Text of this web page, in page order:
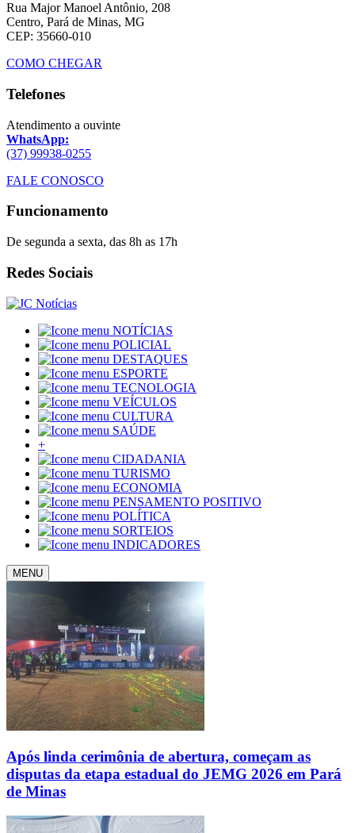
Rua Major Manoel Antônio, 208
Centro, Pará de Minas, MG
CEP: 35660-010
COMO CHEGAR
Telefones
Atendimento a ouvinte
WhatsApp:
(37) 99938-0255
FALE CONOSCO
Funcionamento
De segunda a sexta, das 8h as 17h
Redes Sociais
NOTÍCIAS
POLICIAL
DESTAQUES
ESPORTE
TECNOLOGIA
VEÍCULOS
CULTURA
SAÚDE
+
CIDADANIA
TURISMO
ECONOMIA
PENSAMENTO POSITIVO
POLÍTICA
SORTEIOS
INDICADORES
MENU
Após linda cerimônia de abertura, começam as
disputas da etapa estadual do JEMG 2026 em Pará
de Minas